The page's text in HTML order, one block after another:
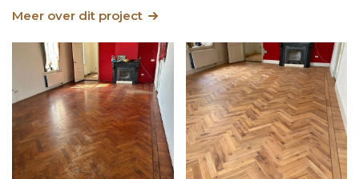
Meer over dit project